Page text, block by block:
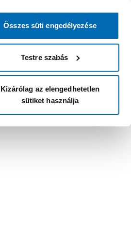
Összes süti engedélyezése
Testre szabás
Kizárólag az elengedhetetlen
sütiket használja